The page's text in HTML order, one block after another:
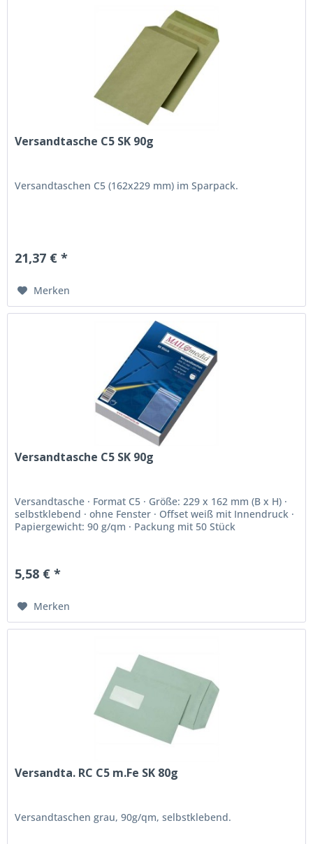
Versandtasche C5 SK 90g
Versandtaschen C5 (162x229 mm) im Sparpack.
21,37 € *
Merken
Versandtasche C5 SK 90g
Versandtasche · Format C5 · Größe: 229 x 162 mm (B x H) ·
selbstklebend · ohne Fenster · Offset weiß mit Innendruck ·
Papiergewicht: 90 g/qm · Packung mit 50 Stück
5,58 € *
Merken
Versandta. RC C5 m.Fe SK 80g
Versandtaschen grau, 90g/qm, selbstklebend.